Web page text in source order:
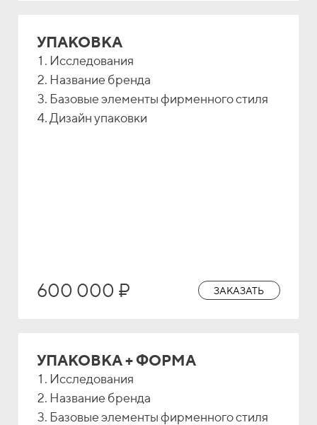
УПАКОВКА
Исследования
Название бренда
Базовые элементы фирменного стиля
Дизайн упаковки
600 000 ₽ ЗАКАЗАТЬ
УПАКОВКА + ФОРМА
Исследования
Название бренда
Базовые элементы фирменного стиля